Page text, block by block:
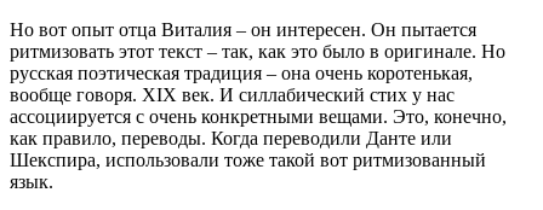
Но вот опыт отца Виталия – он интересен. Он пытается
ритмизовать этот текст – так, как это было в оригинале. Но
русская поэтическая традиция – она очень коротенькая,
вообще говоря. XIX век. И силлабический стих у нас
ассоциируется с очень конкретными вещами. Это, конечно,
как правило, переводы. Когда переводили Данте или
Шекспира, использовали тоже такой вот ритмизованный
язык.